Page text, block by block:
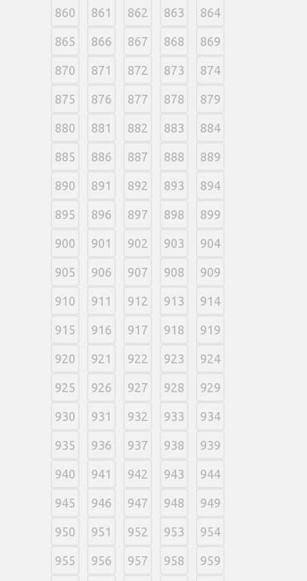
860 861 862 863 864
865 866 867 868 869
870 871 872 873 874
875 876 877 878 879
880 881 882 883 884
885 886 887 888 889
890 891 892 893 894
895 896 897 898 899
900 901 902 903 904
905 906 907 908 909
910 911 912 913 914
915 916 917 918 919
920 921 922 923 924
925 926 927 928 929
930 931 932 933 934
935 936 937 938 939
940 941 942 943 944
945 946 947 948 949
950 951 952 953 954
955 956 957 958 959